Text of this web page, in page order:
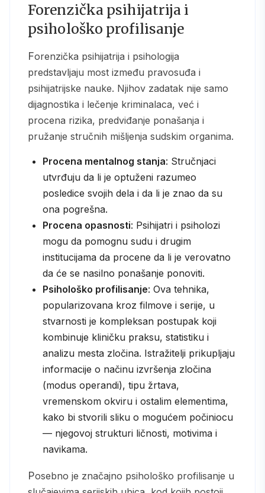
Forenzička psihijatrija i
psihološko profilisanje
Forenzička psihijatrija i psihologija
predstavljaju most između pravosuđa i
psihijatrijske nauke. Njihov zadatak nije samo
dijagnostika i lečenje kriminalaca, već i
procena rizika, predviđanje ponašanja i
pružanje stručnih mišljenja sudskim organima.
Procena mentalnog stanja: Stručnjaci
utvrđuju da li je optuženi razumeo
posledice svojih dela i da li je znao da su
ona pogrešna.
Procena opasnosti: Psihijatri i psiholozi
mogu da pomognu sudu i drugim
institucijama da procene da li je verovatno
da će se nasilno ponašanje ponoviti.
Psihološko profilisanje: Ova tehnika,
popularizovana kroz filmove i serije, u
stvarnosti je kompleksan postupak koji
kombinuje kliničku praksu, statistiku i
analizu mesta zločina. Istražitelji prikupljaju
informacije o načinu izvršenja zločina
(modus operandi), tipu žrtava,
vremenskom okviru i ostalim elementima,
kako bi stvorili sliku o mogućem počiniocu
— njegovoj strukturi ličnosti, motivima i
navikama.
Posebno je značajno psihološko profilisanje u